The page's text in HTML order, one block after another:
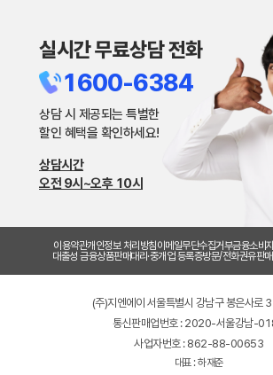
실시간 무료상담 전화
1600-6384
상담 시 제공되는 특별한
할인 혜택을 확인하세요!
상담시간
오전 9시~오후 10시
이용약관개인정보 처리방침이메일무단수집거부금융소비
대출성 금융상품판매대리·중개업 등록증방문/전화권유판
(주)지엔에이 서울특별시 강남구 봉은사로
통신판매업번호 : 2020-서울강남-
사업자번호 : 862-88-00653
대표 : 하재준